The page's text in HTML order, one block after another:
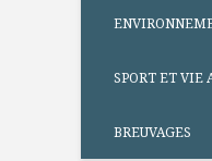
SPORT ET VIE
BREUVAGES